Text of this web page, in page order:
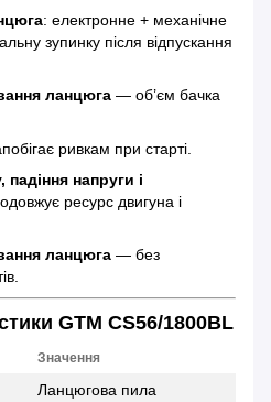
: електронне + механічне
зупинку після відпускання
ланцюга — об’єм бачка
ривкам при старті.
падіння напруги і
ресурс двигуна і
ланцюга — без
GTM CS56/1800BL
Значення
Ланцюгова пила